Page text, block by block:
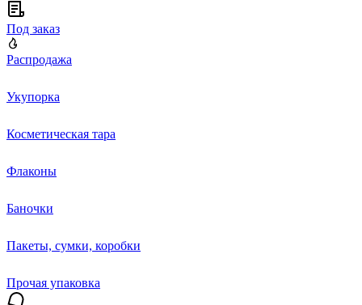
Под заказ
Распродажа
Укупорка
Косметическая тара
Флаконы
Баночки
Пакеты, сумки, коробки
Прочая упаковка